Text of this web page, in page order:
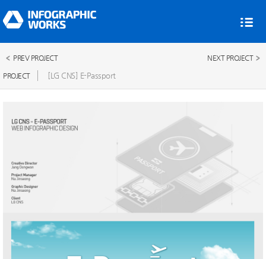
PROJECT [LG CNS] E-Passport
PREV PROJECT NEXT PROJECT